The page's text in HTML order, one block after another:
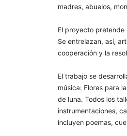
madres, abuelos,
El proyecto
Se entrelazan, así,
cooperación y la
El trabajo se
música: Flores para
de luna. Todos los
instrumentaciones,
incluyen poemas,